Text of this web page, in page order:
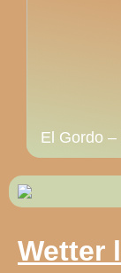
El Gordo
Wetter